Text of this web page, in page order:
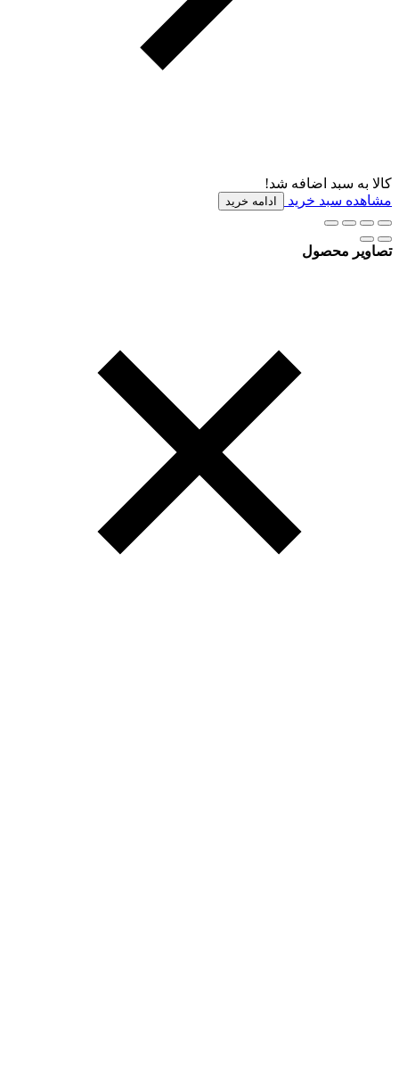
کالا به سبد اضافه شد!
مشاهده سبد خرید
ادامه خرید
تصاویر محصول